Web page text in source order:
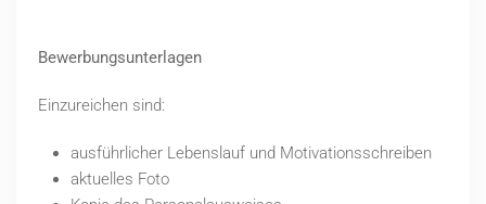
Bewerbungsunterlagen
Einzureichen sind:
ausführlicher Lebenslauf und Motivationsschreiben
aktuelles Foto